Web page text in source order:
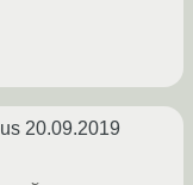
20.09.2019